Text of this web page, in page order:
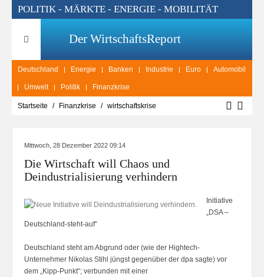
POLITIK - MÄRKTE - ENERGIE - MOBILITÄT
Der WirtschaftsReport
Deutschland Energie Banken Industrie Euro Automobil
Umwelt Politik Finanzkrise
Startseite Finanzkrise wirtschaftskrise
Mittwoch, 28 Dezember 2022 09:14
Die Wirtschaft will Chaos und
Deindustrialisierung verhindern
Initiative
„DSA –
Deutschland-steht-auf“
Deutschland steht am Abgrund oder (wie der Hightech-
Unternehmer Nikolas Stihl jüngst gegenüber der dpa sagte) vor
dem „Kipp-Punkt“; verbunden mit einer